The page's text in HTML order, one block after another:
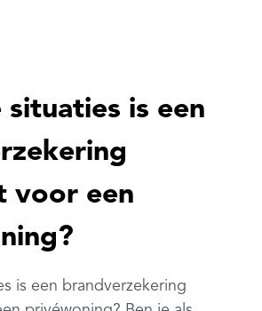
situaties is een
voor een
is een brandverzekering